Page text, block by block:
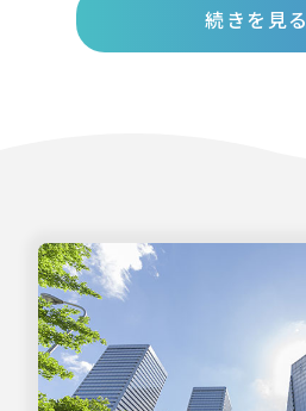
続きを見る